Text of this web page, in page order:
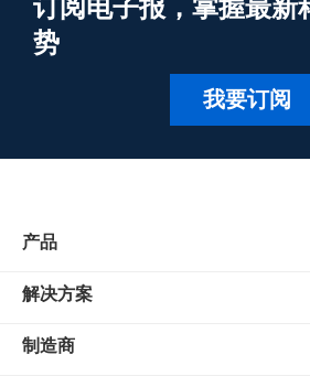
订阅电子报，掌握最新
势
我要订阅
产品
解决方案
制造商